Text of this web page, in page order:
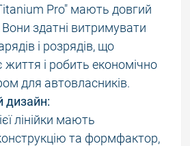
Pro" мають довгий
здатні витримувати
і розрядів, що
життя і робить економічно
для автовласників.
дизайн:
лінійки мають
та формфактор,